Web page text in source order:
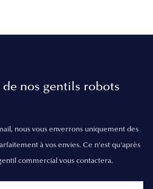
de nos gentils robots
nous vous enverrons uniquement des
à vos envies. Ce n'est qu'après
commercial vous contactera.